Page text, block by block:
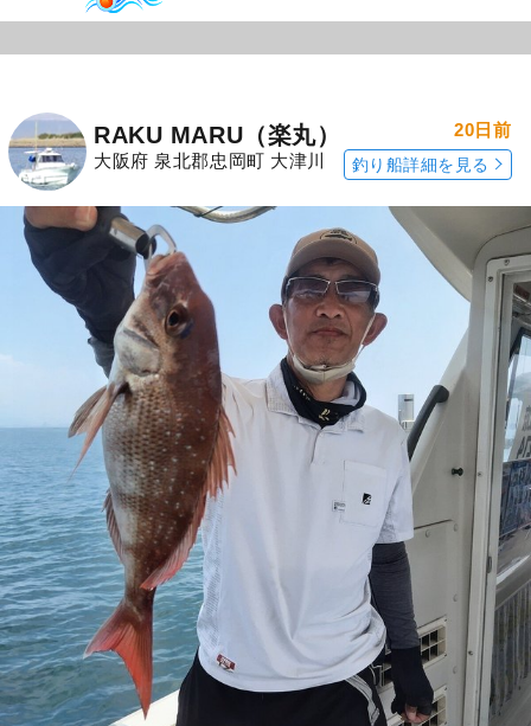
RAKU MARU（楽丸）
大阪府 泉北郡忠岡町 大津川
20日前
釣り船詳細を見る